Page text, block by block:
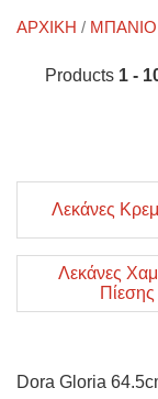
ΑΡΧΙΚΉ / ΜΠΑΝΙΟ
Products 1 -
Λεκάνες
Λεκάνες
Πίεσης
Dora Gloria